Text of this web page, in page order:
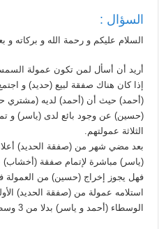
السؤال :
السلام عليكم و رحمة الله و بركاته و
أريد أن أسأل لمن تكون عمولة
إذا كان هناك صفقة لبيع (حديد) و
(أحمد) حيث أن (أحمد) لديه (مشتري
(حسين) عن وجود بائع لدى (ياسر) و
الثلاثة عمولتهم.
بعد مضي شهر من (صفقة الحديد)
(ياسر) مباشرة لإتمام صفقة
فهل يجوز إخراج (حسين) من العمولة
الوسطاء (أحمد و ياسر) بدلا من 3 وسطاء ؟